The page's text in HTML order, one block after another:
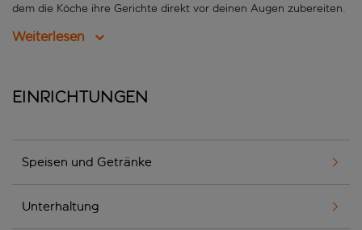
dem die Köche ihre Gerichte direkt vor deinen Augen zubereiten.
Weiterlesen
Einrichtungen
Speisen und Getränke
Unterhaltung